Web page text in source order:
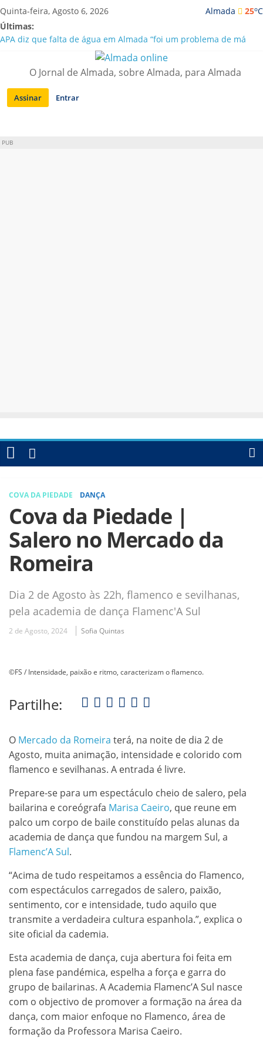
Saltar
para
conteúdo
Almada 25oC
Quinta-feira, Agosto 6, 2026
Últimas:
APA diz que falta de água em Almada “foi um problema de má
Laranjeiro | Cultura pop asiática invade a Casa Amarela
Ponte 25 de Abril celebra 60 anos com programa cultural entre
Lisboa e Almada
Situação de alerta em Almada renovada até final de Agosto
O Jornal de Almada, sobre Almada, para Almada
Assinar Entrar
PUB
COVA DA PIEDADE DANÇA
Cova da Piedade |
Salero no Mercado da
Romeira
Dia 2 de Agosto às 22h, flamenco e sevilhanas,
pela academia de dança Flamenc'A Sul
2 de Agosto, 2024 Sofia Quintas
©FS / Intensidade, paixão e ritmo, caracterizam o flamenco.
Partilhe:
O Mercado da Romeira terá, na noite de dia 2 de
Agosto, muita animação, intensidade e colorido com
flamenco e sevilhanas. A entrada é livre.
Prepare-se para um espectáculo cheio de salero, pela
bailarina e coreógrafa Marisa Caeiro, que reune em
palco um corpo de baile constituído pelas alunas da
academia de dança que fundou na margem Sul, a
Flamenc’A Sul.
“Acima de tudo respeitamos a essência do Flamenco,
com espectáculos carregados de salero, paixão,
sentimento, cor e intensidade, tudo aquilo que
transmite a verdadeira cultura espanhola.”, explica o
site oficial da cademia.
Esta academia de dança, cuja abertura foi feita em
plena fase pandémica, espelha a força e garra do
grupo de bailarinas. A Academia Flamenc’A Sul nasce
com o objectivo de promover a formação na área da
dança, com maior enfoque no Flamenco, área de
formação da Professora Marisa Caeiro.